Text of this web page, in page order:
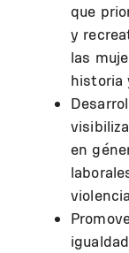
que
y
las
historia
en